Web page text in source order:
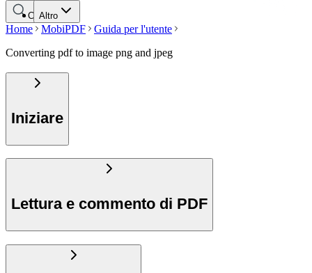
Altro
Cerca
Home MobiPDF
Guida per l'utente
Converting pdf to image png and jpeg
Iniziare
Lettura e commento di PDF